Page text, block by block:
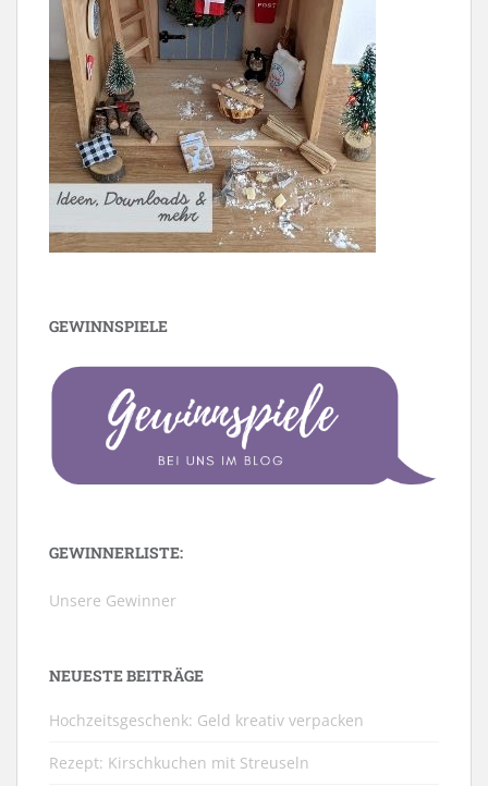
GEWINNSPIELE
GEWINNERLISTE:
Unsere Gewinner
NEUESTE BEITRÄGE
Hochzeitsgeschenk: Geld kreativ verpacken
Rezept: Kirschkuchen mit Streuseln